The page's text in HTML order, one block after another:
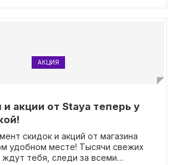
АКЦИЯ
и акции от Staya теперь у
скидок и акций от магазина
удобном месте! Тысячи свежих
тебя, следи за всеми